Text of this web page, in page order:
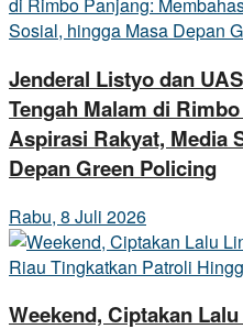
Jenderal Listyo dan
Tengah Malam di
Aspirasi Rakyat, Media
Depan Green Policing
Rabu, 8 Juli 2026
Weekend, Ciptakan